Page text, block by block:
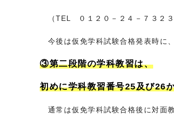
（TEL ０１２０－２４－７３２３
今後は仮免学科試験合格発表時に
③第二段階の学科教習は、
初めに学科教習番号25及び26
通常は仮免学科試験合格後に対面